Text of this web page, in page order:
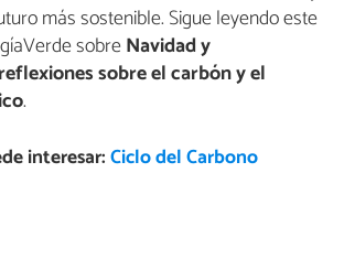
más sostenible. Sigue leyendo este
sobreNavidad y
sobre el carbón y el
.
interesar:Ciclo del Carbono